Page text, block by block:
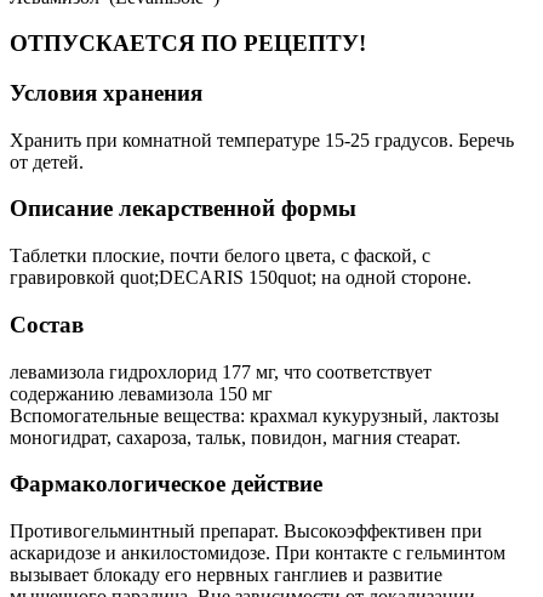
ОТПУСКАЕТСЯ ПО РЕЦЕПТУ!
Условия хранения
Хранить при комнатной температуре 15-25 градусов. Беречь
от детей.
Описание лекарственной формы
Таблетки плоские, почти белого цвета, с фаской, с
гравировкой quot;DECARIS 150quot; на одной стороне.
Состав
левамизола гидрохлорид 177 мг, что соответствует
содержанию левамизола 150 мг
Вспомогательные вещества: крахмал кукурузный, лактозы
моногидрат, сахароза, тальк, повидон, магния стеарат.
Фармакологическое действие
Противогельминтный препарат. Высокоэффективен при
аскаридозе и анкилостомидозе. При контакте с гельминтом
вызывает блокаду его нервных ганглиев и развитие